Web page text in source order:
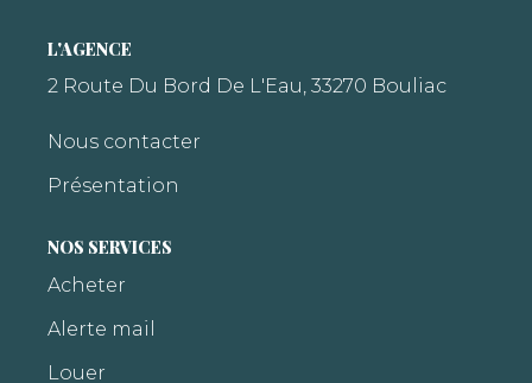
L'AGENCE
2 Route Du Bord De L'Eau, 33270 Bouliac
Nous contacter
Présentation
NOS SERVICES
Acheter
Alerte mail
Louer